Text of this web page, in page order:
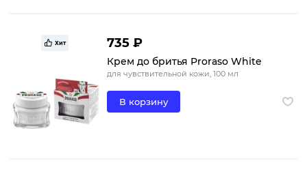
Хит 735 ₽
Крем до бритья Proraso White
для чувствительной кожи, 100 мл
В корзину